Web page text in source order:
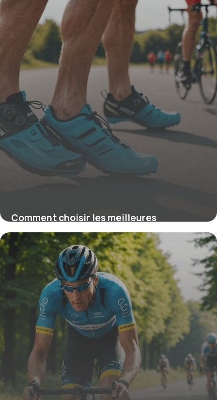
2 février 2026
Comment choisir les meilleures
chaussures de triathlon pour optimiser
votre performance
22 septembre 2025